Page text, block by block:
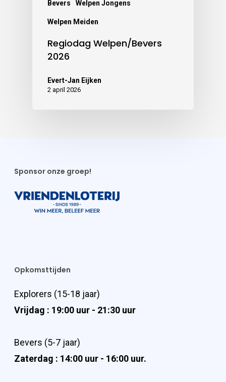
Bevers Welpen Jongens
Welpen Meiden
Regiodag Welpen/Bevers
2026
Evert-Jan Eijken
2 april 2026
Sponsor onze groep!
Opkomsttijden
Explorers (15-18 jaar)
Vrijdag : 19:00 uur - 21:30 uur
Bevers (5-7 jaar)
Zaterdag : 14:00 uur - 16:00 uur.